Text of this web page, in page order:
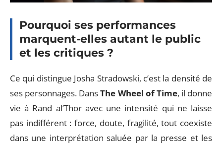
Pourquoi ses performances
marquent-elles autant le public
et les critiques ?
Ce qui distingue Josha Stradowski, c’est la densité de
ses personnages. DansThe Wheel of Time, il donne
vie à Rand al’Thor avec une intensité qui ne laisse
pas indifférent : force, doute, fragilité, tout coexiste
dans une interprétation saluée par la presse et les